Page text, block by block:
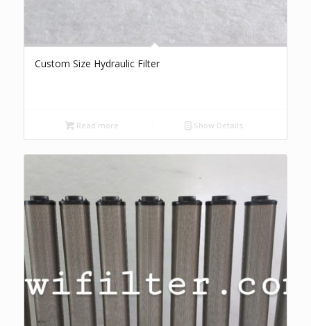
Custom Size Hydraulic Filter
Read more Show Details